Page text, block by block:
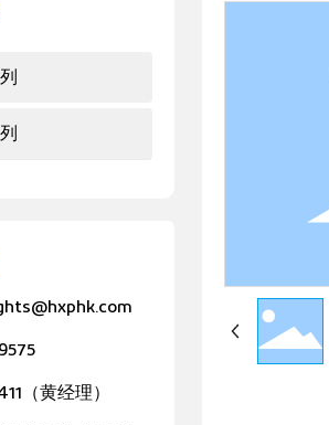
（黄经理）